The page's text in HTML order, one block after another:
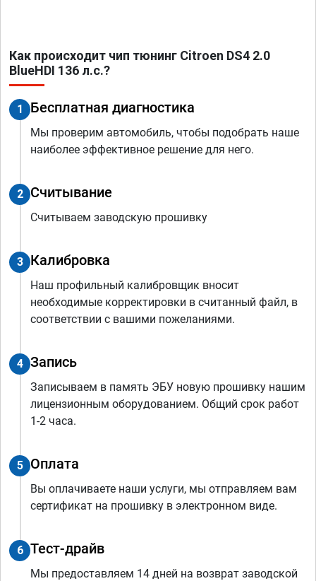
Как происходит чип тюнинг Citroen DS4 2.0
BlueHDI 136 л.с.?
1 Бесплатная диагностика
Мы проверим автомобиль, чтобы подобрать наше
наиболее эффективное решение для него.
2 Считывание
Считываем заводскую прошивку
3 Калибровка
Наш профильный калибровщик вносит
необходимые корректировки в считанный файл, в
соответствии с вашими пожеланиями.
4 Запись
Записываем в память ЭБУ новую прошивку нашим
лицензионным оборудованием. Общий срок работ
1-2 часа.
5 Оплата
Вы оплачиваете наши услуги, мы отправляем вам
сертификат на прошивку в электронном виде.
6 Тест-драйв
Мы предоставляем 14 дней на возврат заводской